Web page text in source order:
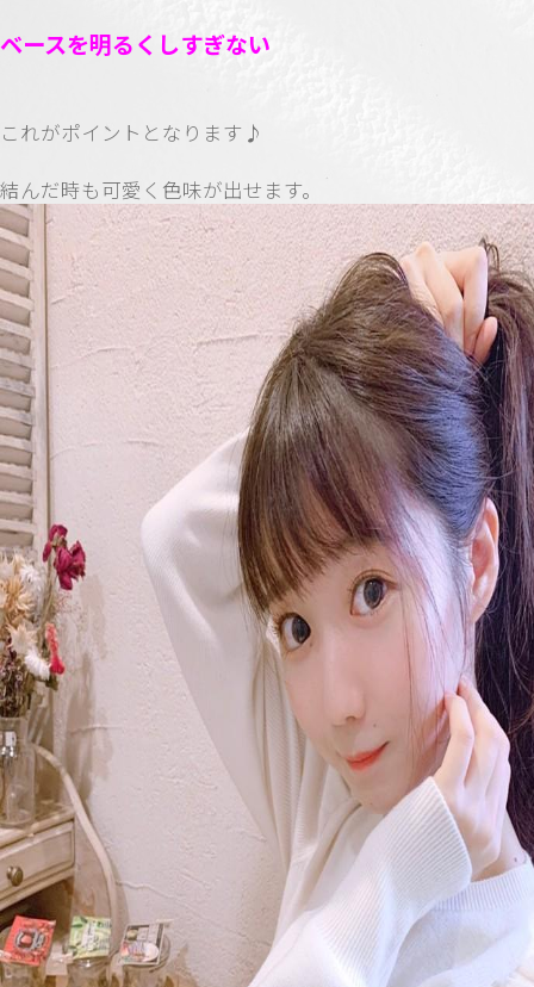
ベースを明るくしすぎない
これがポイントとなります♪
結んだ時も可愛く色味が出せます。